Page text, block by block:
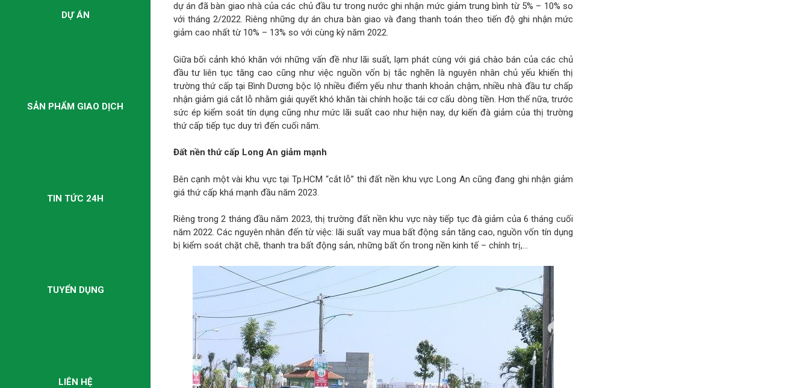
DỰ ÁN
SẢN PHẨM GIAO DỊCH
TIN TỨC 24H
TUYỂN DỤNG
LIÊN HỆ
dự án đã bàn giao nhà của các chủ đầu tư trong nước ghi nhận mức giảm trung bình từ 5% – 10% so
với tháng 2/2022. Riêng những dự án chưa bàn giao và đang thanh toán theo tiến độ ghi nhận mức
giảm cao nhất từ 10% – 13% so với cùng kỳ năm 2022.
Giữa bối cảnh khó khăn với những vấn đề như lãi suất, lạm phát cùng với giá chào bán của các chủ
đầu tư liên tục tăng cao cũng như việc nguồn vốn bị tắc nghẽn là nguyên nhân chủ yếu khiến thị
trường thứ cấp tại Bình Dương bộc lộ nhiều điểm yếu như thanh khoản chậm, nhiều nhà đầu tư chấp
nhận giảm giá cắt lỗ nhằm giải quyết khó khăn tài chính hoặc tái cơ cấu dòng tiền. Hơn thế nữa, trước
sức ép kiểm soát tín dụng cũng như mức lãi suất cao như hiện nay, dự kiến đà giảm của thị trường
thứ cấp tiếp tục duy trì đến cuối năm.
Đất nền thứ cấp Long An giảm mạnh
Bên cạnh một vài khu vực tại Tp.HCM “cắt lỗ” thì đất nền khu vực Long An cũng đang ghi nhận giảm
giá thứ cấp khá mạnh đầu năm 2023.
Riêng trong 2 tháng đầu năm 2023, thị trường đất nền khu vực này tiếp tục đà giảm của 6 tháng cuối
năm 2022. Các nguyên nhân đến từ việc: lãi suất vay mua bất động sản tăng cao, nguồn vốn tín dụng
bị kiểm soát chặt chẽ, thanh tra bất động sản, những bất ổn trong nền kinh tế – chính trị,…